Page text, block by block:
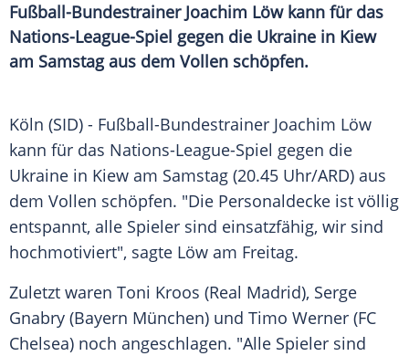
Fußball-Bundestrainer Joachim Löw kann für das
Nations-League-Spiel gegen die Ukraine in Kiew
am Samstag aus dem Vollen schöpfen.
Köln (SID) - Fußball-Bundestrainer Joachim Löw
kann für das Nations-League-Spiel gegen die
Ukraine in Kiew am Samstag (20.45 Uhr/ARD) aus
dem Vollen schöpfen. "Die Personaldecke ist völlig
entspannt, alle Spieler sind einsatzfähig, wir sind
hochmotiviert", sagte Löw am Freitag.
Zuletzt waren Toni Kroos (Real Madrid), Serge
Gnabry (Bayern München) und Timo Werner (FC
Chelsea) noch angeschlagen. "Alle Spieler sind